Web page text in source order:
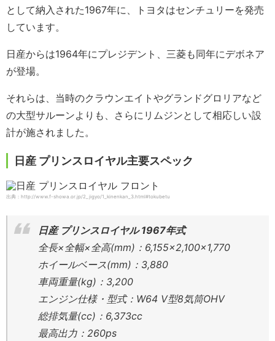
として納入された1967年に、トヨタはセンチュリーを発売
しています。
日産からは1964年にプレジデント、三菱も同年にデボネア
が登場。
それらは、当時のクラウンエイトやグランドグロリアなど
の大型サルーンよりも、さらにリムジンとして相応しい設
計が施されました。
日産 プリンスロイヤル主要スペック
出典：http://www.f-showa.or.jp/2_jigyo/1_kinenkan_3.html#tokubetu
日産 プリンスロイヤル 1967年式
全長×全幅×全高(mm)：6,155×2,100×1,770
ホイールベース(mm)：3,880
車両重量(kg)：3,200
エンジン仕様・型式：W64 V型8気筒OHV
総排気量(cc)：6,373cc
最高出力：260ps